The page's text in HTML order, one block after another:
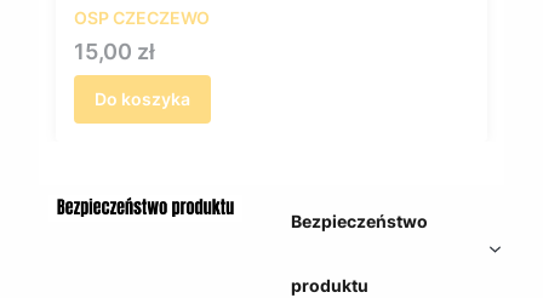
OSP CZECZEWO
Cena
15,00 zł
Do koszyka
Bezpieczeństwo
produktu